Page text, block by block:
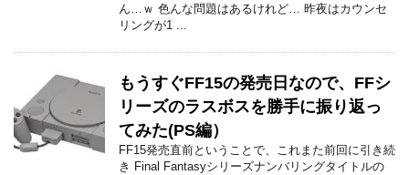
ん…ｗ 色んな問題はあるけれど… 昨夜はカウンセ
リングが1 ...
もうすぐFF15の発売日なので、FFシ
リーズのラスボスを勝手に振り返っ
てみた(PS編）
FF15発売直前ということで、これまた前回に引き続
き Final Fantasyシリーズナンバリングタイトルの